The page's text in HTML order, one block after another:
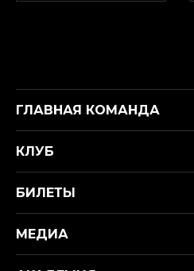
ГЛАВНАЯ КОМАНДА
КЛУБ
БИЛЕТЫ
МЕДИА